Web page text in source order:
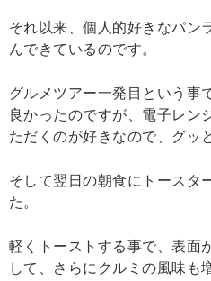
それ以来、個人的好きなパン
んできているのです。
グルメツアー一発目という事
良かったのですが、電子レン
ただくのが好きなので、グッ
そして翌日の朝食にトースタ
た。
軽くトーストする事で、表面
して、さらにクルミの風味も